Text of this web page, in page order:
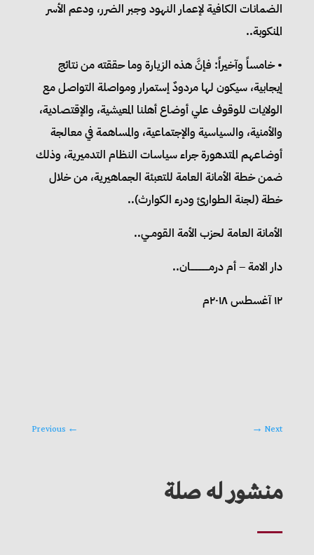
الضمانات الكافية لإعمار النهود وجبر الضرر، ودعم الأسر
المنكوبة..
• خامساً وآخيراً: فإنَّ هذه الزيارة وما حققته من نتائج
إيجابية، سيكون لها مردودٌ إستمرار ومواصلة التواصل مع
الولايات للوقوف علي أوضاع أهلنا المعيشية، والإقتصادية،
والأمنية، والسياسية والإجتماعية، والمساهمة في معالجة
أوضاعهم المتدهورة جراء سياسات النظام التدميرية، وذلك
ضمن خطة الأمانة العامة للتعبئة الجماهيرية، من خلال
خطة (لجنة الطوارئ ودرء الكوارث)..
الأمانة العامة لحزب الأمة القومــي..
دار الامة – أم درمـــــــــــــان..
١٢ آغسطس ٢٠١٨م
←
Previous Next
→
منشور له صلة